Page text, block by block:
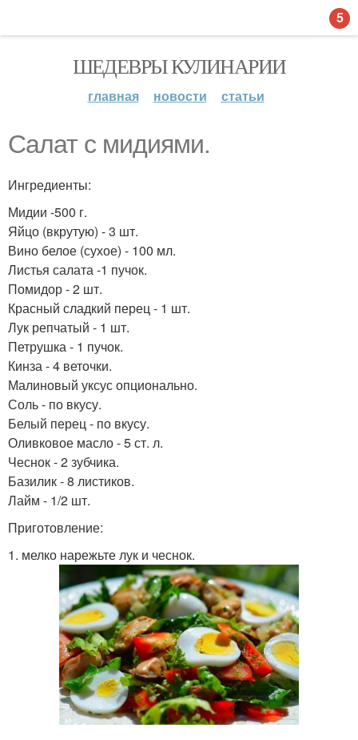
ШЕДЕВРЫ КУЛИНАРИИ
главная новости статьи
Салат с мидиями.
Ингредиенты:
Мидии -500 г.
Яйцо (вкрутую) - 3 шт.
Вино белое (сухое) - 100 мл.
Листья салата -1 пучок.
Помидор - 2 шт.
Красный сладкий перец - 1 шт.
Лук репчатый - 1 шт.
Петрушка - 1 пучок.
Кинза - 4 веточки.
Малиновый уксус опционально.
Соль - по вкусу.
Белый перец - по вкусу.
Оливковое масло - 5 ст. л.
Чеснок - 2 зубчика.
Базилик - 8 листиков.
Лайм - 1/2 шт.
Приготовление:
1. мелко нарежьте лук и чеснок.
5